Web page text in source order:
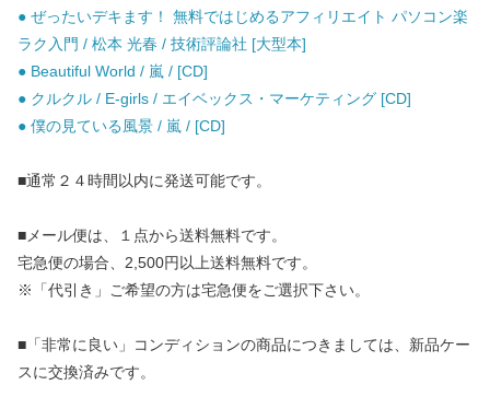
● ぜったいデキます！ 無料ではじめるアフィリエイト パソコン楽
ラク入門 / 松本 光春 / 技術評論社 [大型本]
● Beautiful World / 嵐 / [CD]
● クルクル / E-girls / エイベックス・マーケティング [CD]
● 僕の見ている風景 / 嵐 / [CD]
■通常２４時間以内に発送可能です。
■メール便は、１点から送料無料です。
宅急便の場合、2,500円以上送料無料です。
※「代引き」ご希望の方は宅急便をご選択下さい。
■「非常に良い」コンディションの商品につきましては、新品ケー
スに交換済みです。